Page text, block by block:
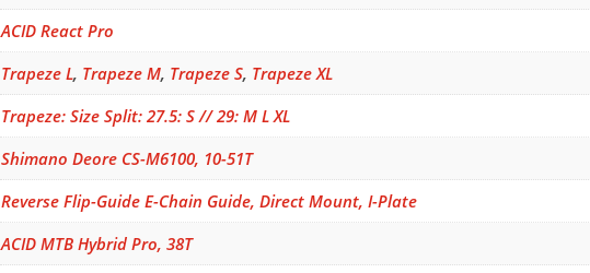
ACID React Pro
Trapeze L, Trapeze M, Trapeze S, Trapeze XL
Trapeze: Size Split: 27.5: S // 29: M L XL
Shimano Deore CS-M6100, 10-51T
Reverse Flip-Guide E-Chain Guide, Direct Mount, I-Plate
ACID MTB Hybrid Pro, 38T